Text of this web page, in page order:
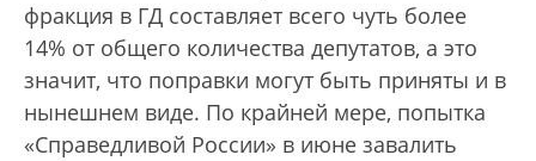
фракция в ГД составляет всего чуть более
14% от общего количества депутатов, а это
значит, что поправки могут быть приняты и в
нынешнем виде. По крайней мере, попытка
«Справедливой России» в июне завалить